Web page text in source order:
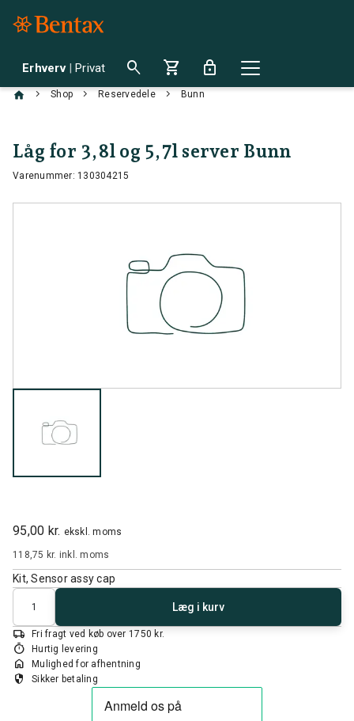
Erhverv | Privat search shopping_cart lock
chevron_right Shop chevron_right Reservedele chevron_right Bunn
Låg for 3,8l og 5,7l server Bunn
Varenummer: 130304215
95,00 kr. ekskl. moms
118,75 kr. inkl. moms
Kit, Sensor assy cap
Antal
Læg i kurv
local_shipping Fri fragt ved køb over 1750 kr.
timer Hurtig levering
home Mulighed for afhentning
security Sikker betaling